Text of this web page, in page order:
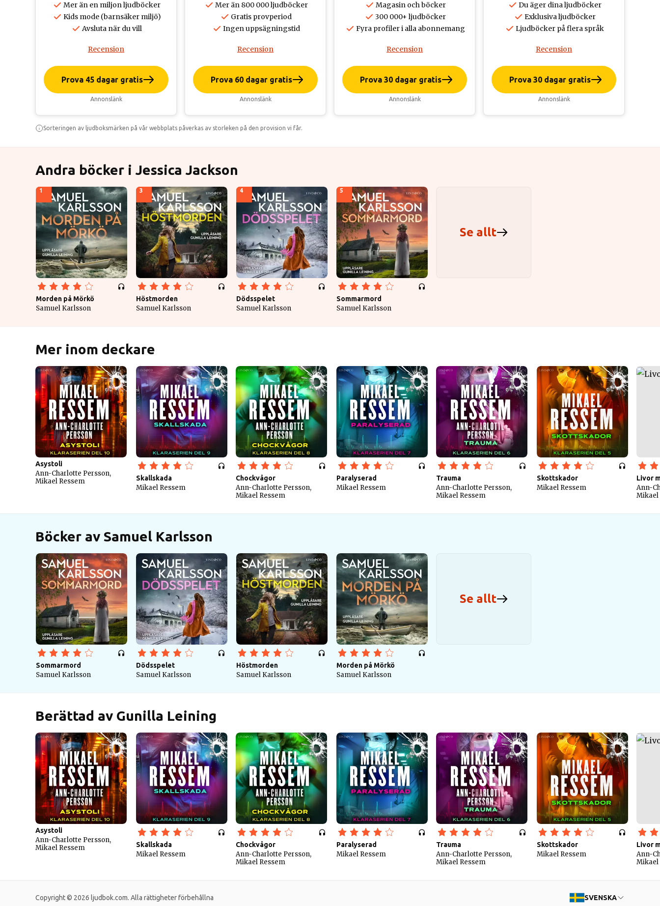
Mer än en miljon ljudböcker
Kids mode (barnsäker miljö)
Avsluta när du vill
Recension
Prova 45 dagar gratis
Annonslänk
Mer än 800 000 ljudböcker
Gratis provperiod
Ingen uppsägningstid
Recension
Prova 60 dagar gratis
Annonslänk
Magasin och böcker
300 000+ ljudböcker
Fyra profiler i alla abonnemang
Recension
Prova 30 dagar gratis
Annonslänk
Du äger dina ljudböcker
Exklusiva ljudböcker
Ljudböcker på flera språk
Recension
Prova 30 dagar gratis
Annonslänk
Sorteringen av ljudboksmärken på vår webbplats påverkas av storleken på den provision vi får.
Andra böcker i Jessica Jackson
1
Morden på Mörkö
Samuel Karlsson
3
Höstmorden
Samuel Karlsson
4
Dödsspelet
Samuel Karlsson
5
Sommarmord
Samuel Karlsson
Se allt
Mer inom deckare
Asystoli
Ann-Charlotte Persson,
Mikael Ressem
Skallskada
Mikael Ressem
Chockvågor
Ann-Charlotte Persson,
Mikael Ressem
Paralyserad
Mikael Ressem
Trauma
Ann-Charlotte Persson,
Mikael Ressem
Skottskador
Mikael Ressem
Livor
Ann-
Mikael
Böcker av Samuel Karlsson
Sommarmord
Samuel Karlsson
Dödsspelet
Samuel Karlsson
Höstmorden
Samuel Karlsson
Morden på Mörkö
Samuel Karlsson
Se allt
Berättad av Gunilla Leining
Asystoli
Ann-Charlotte Persson,
Mikael Ressem
Skallskada
Mikael Ressem
Chockvågor
Ann-Charlotte Persson,
Mikael Ressem
Paralyserad
Mikael Ressem
Trauma
Ann-Charlotte Persson,
Mikael Ressem
Skottskador
Mikael Ressem
Livor
Ann-
Mikael
Copyright © 2026 ljudbok.com. Alla rättigheter förbehållna SVENSKA